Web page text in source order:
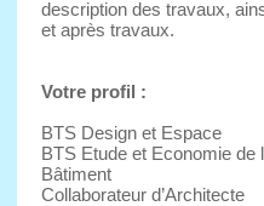
description des travaux,
et après travaux.
Votre profil :
BTS Design et Espace
BTS Etude et Economie de
Bâtiment
Collaborateur d’Architecte